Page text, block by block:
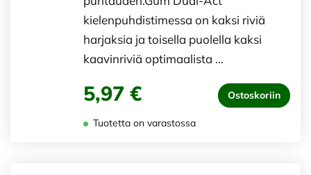
kielenpuhdistimessa on kaksi riviä
harjaksia ja toisella puolella kaksi
kaavinriviä optimaalista …
5,97 € Ostoskoriin
Tuotetta on varastossa